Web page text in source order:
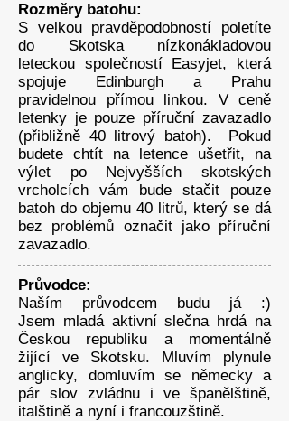
Rozměry batohu:
S velkou pravděpodobností poletíte
do Skotska nízkonákladovou
leteckou společností Easyjet, která
spojuje Edinburgh a Prahu
pravidelnou přímou linkou. V ceně
letenky je pouze příruční zavazadlo
(přibližně 40 litrový batoh). Pokud
budete chtít na letence ušetřit, na
výlet po Nejvyšších skotských
vrcholcích vám bude stačit pouze
batoh do objemu 40 litrů, který se dá
bez problémů označit jako příruční
zavazadlo.
Průvodce:
Naším průvodcem budu já :)
Jsem mladá aktivní slečna hrdá na
Českou republiku a momentálně
žijící ve Skotsku. Mluvím plynule
anglicky, domluvím se německy a
pár slov zvládnu i ve španělštině,
italštině a nyní i francouzštině.